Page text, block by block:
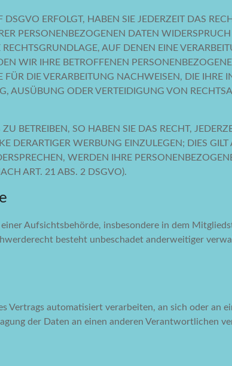
ERFOLGT, HABEN SIE JEDERZEIT DAS
PERSONENBEZOGENEN DATEN
AUF DENEN EINE
WIR IHRE BETROFFENEN
DIE VERARBEITUNG NACHWEISEN, DIE IHRE
AUSÜBUNG ODER VERTEIDIGUNG VON
BETREIBEN, SO HABEN SIE DAS RECHT,
DERARTIGER WERBUNG EINZULEGEN; DIES
WERDEN IHRE
ART. 21 ABS. 2 DSGVO).
Aufsichtsbehörde, insbesondere in dem
besteht unbeschadet anderweitiger
Vertrags automatisiert verarbeiten, an sich oder an
der Daten an einen anderen Verantwortlichen